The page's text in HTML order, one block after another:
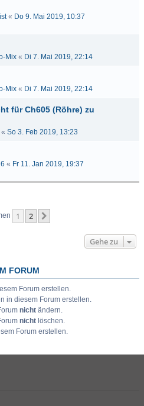
« Do 9. Mai 2019, 10:37
Mix « Di 7. Mai 2019, 22:14
Mix « Di 7. Mai 2019, 22:14
für Ch605 (Röhre) zu
« So 3. Feb 2019, 13:23
« Fr 11. Jan 2019, 19:37
1 2
Gehe zu
FORUM
Forum erstellen.
in diesem Forum erstellen.
nicht ändern.
nicht löschen.
Forum erstellen.